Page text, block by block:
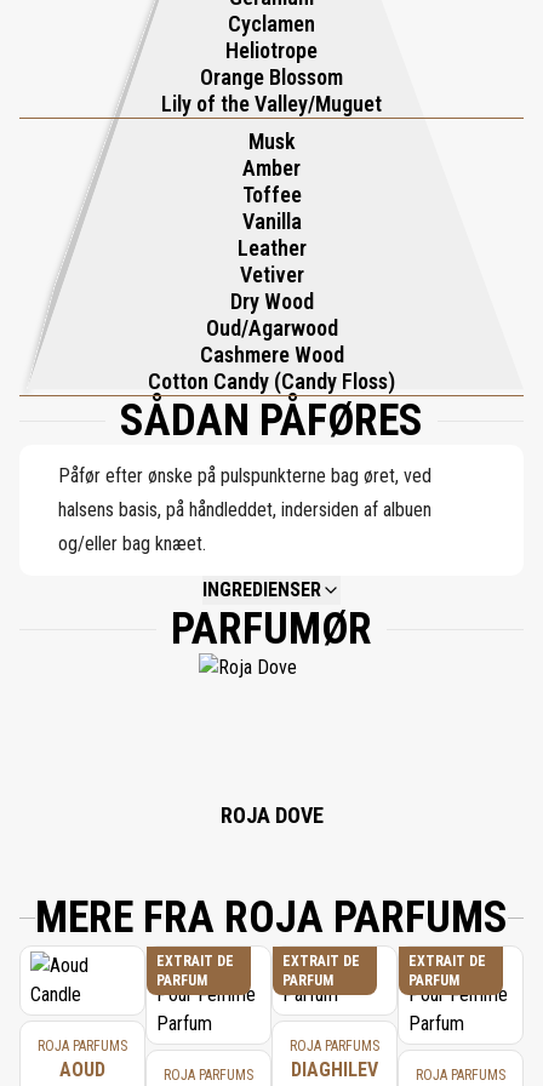
Cyclamen
Heliotrope
Orange Blossom
Lily of the Valley/Muguet
Musk
Amber
Toffee
Vanilla
Leather
Vetiver
Dry Wood
Oud/Agarwood
Cashmere Wood
Cotton Candy (Candy Floss)
SÅDAN PÅFØRES
Påfør efter ønske på pulspunkterne bag øret, ved
halsens basis, på håndleddet, indersiden af albuen
og/eller bag knæet.
INGREDIENSER
NOT AVAILABLE.
PARFUMØR
ROJA DOVE
MERE FRA ROJA PARFUMS
ROJA PARFUMS
AOUD
EXTRAIT DE
PARFUM
ROJA PARFUMS
EXTRAIT DE
PARFUM
ROJA PARFUMS
DIAGHILEV
EXTRAIT DE
PARFUM
ROJA PARFUMS